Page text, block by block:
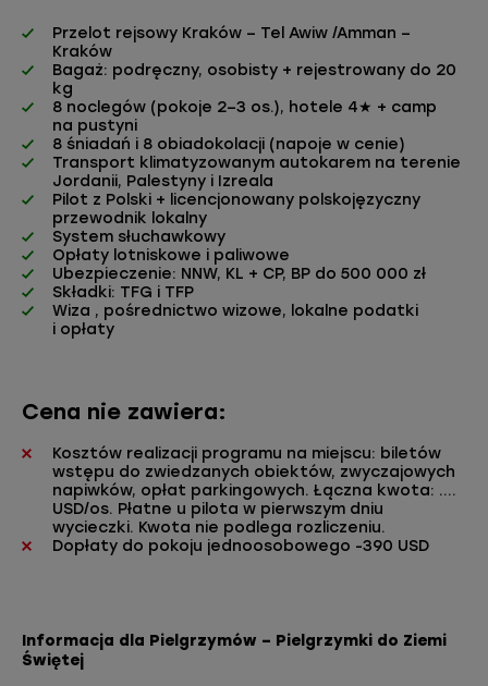
Przelot rejsowy Kraków – Tel Awiw /Amman –
Kraków
Bagaż: podręczny, osobisty + rejestrowany do 20
kg
8 noclegów (pokoje 2–3 os.), hotele 4★ + camp
na pustyni
8 śniadań i 8 obiadokolacji (napoje w cenie)
Transport klimatyzowanym autokarem na terenie
Jordanii, Palestyny i Izreala
Pilot z Polski + licencjonowany polskojęzyczny
przewodnik lokalny
System słuchawkowy
Opłaty lotniskowe i paliwowe
Ubezpieczenie: NNW, KL + CP, BP do 500 000 zł
Składki: TFG i TFP
Wiza , pośrednictwo wizowe, lokalne podatki
i opłaty
Cena nie zawiera:
Kosztów realizacji programu na miejscu: biletów
wstępu do zwiedzanych obiektów, zwyczajowych
napiwków, opłat parkingowych. Łączna kwota: ….
USD/os. Płatne u pilota w pierwszym dniu
wycieczki. Kwota nie podlega rozliczeniu.
Dopłaty do pokoju jednoosobowego -390 USD
Informacja dla Pielgrzymów – Pielgrzymki do Ziemi
Świętej